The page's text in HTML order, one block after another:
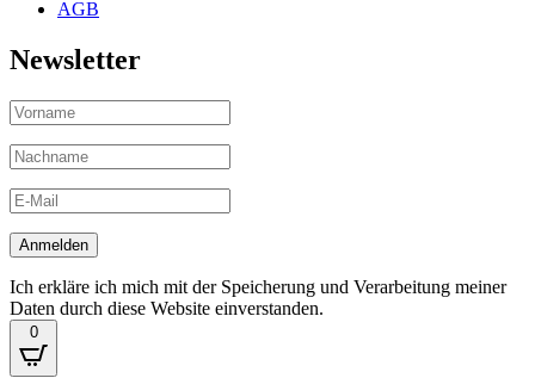
AGB
Newsletter
Ich erkläre ich mich mit der Speicherung und Verarbeitung meiner
Daten durch diese Website einverstanden.
0